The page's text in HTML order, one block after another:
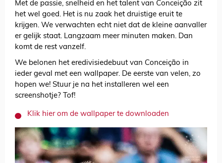
Met de passie, snelheid en het talent van Conceição zit
het wel goed. Het is nu zaak het druistige eruit te
krijgen. We verwachten echt niet dat de kleine aanvaller
er gelijk staat. Langzaam meer minuten maken. Dan
komt de rest vanzelf.
We belonen het eredivisiedebuut van Conceição in
ieder geval met een wallpaper. De eerste van velen, zo
hopen we! Stuur je na het installeren wel een
screenshotje? Tof!
Klik hier om de wallpaper te downloaden